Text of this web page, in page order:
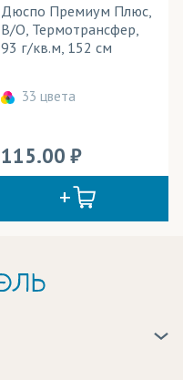
Дюспо Премиум Плюс,
В/О, Термотрансфер,
93 г/кв.м, 152 см
33 цвета
115.00